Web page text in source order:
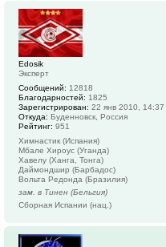
Edosik
Эксперт
Сообщений: 12818
Благодарностей: 1825
Зарегистрирован: 22 янв 2010, 14:37
Откуда: Буденновск, Россия
Рейтинг: 951
Химнастик (Испания)
Мбале Хироус (Уганда)
Хавелу (Ханга, Тонга)
Даймондшир (Барбадос)
Вольта Редонда (Бразилия)
зам. в Тинен (Бельгия)
Сборная Испании (нац.)